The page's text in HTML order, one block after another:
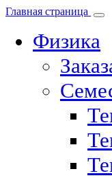
Главная страница
Физика